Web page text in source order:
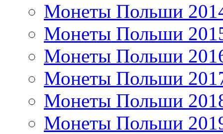
Монеты Польши
Монеты Польши
Монеты Польши
Монеты Польши
Монеты Польши
Монеты Польши